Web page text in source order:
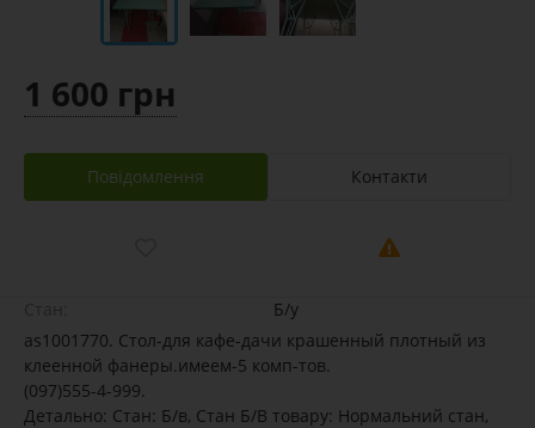
1 600 грн
Повідомлення Контакти
Б/у
as1001770. Стол-для кафе-дачи крашенный плотный из
клеенной фанеры.имеем-5 комп-тов.
(097)555-4-999.
Детально: Стан: Б/в, Стан Б/В товару: Нормальний стан,